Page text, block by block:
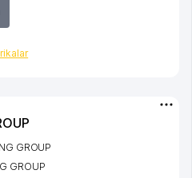
GROUP
GROUP